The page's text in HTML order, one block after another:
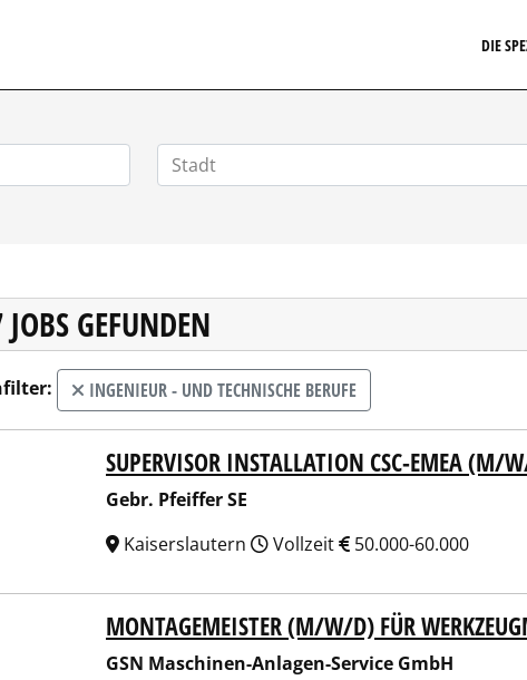
DIE
GEFUNDEN
INGENIEUR - UND TECHNISCHE BERUFE
SUPERVISOR INSTALLATION CSC-EMEA (M/
Gebr. Pfeiffer SE
Kaiserslautern
Vollzeit 50.000-60.000
Maschinen-Anlagen-Service GmbH
MONTAGEMEISTER (M/W/D) FÜR
GSN Maschinen-Anlagen-Service GmbH